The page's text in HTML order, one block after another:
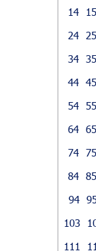
14
15
24
25
34
35
44 45
54
55
64 65
74 75
84 85
94
103
111